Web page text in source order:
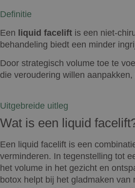
Definitie
Een liquid facelift is een niet-
behandeling biedt een minder
Door strategisch volume toe te
die veroudering willen
Uitgebreide uitleg
Wat is een liquid
Een liquid facelift is een
verminderen. In tegenstelling tot
het volume in het gezicht en
botox helpt bij het gladmaken